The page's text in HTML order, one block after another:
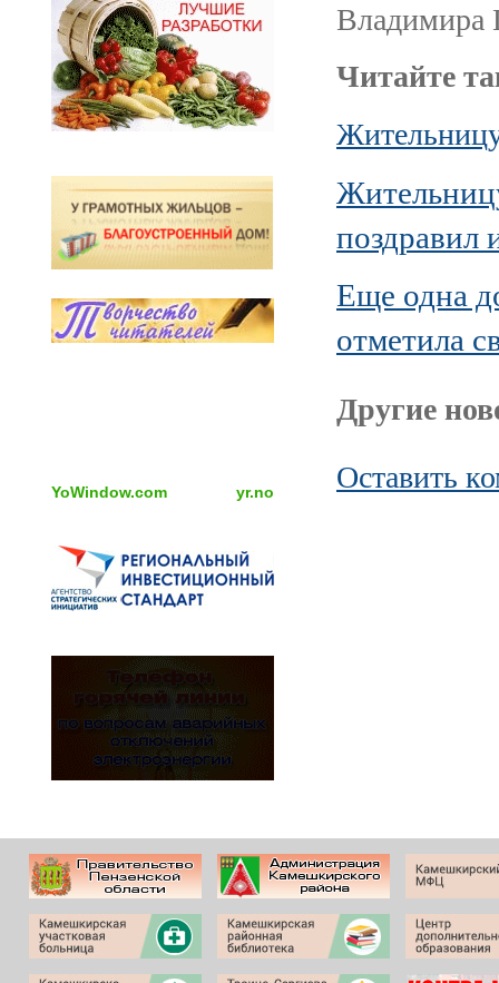
YoWindow.com yr.no
Владимира
Читайте
поздравил
Еще одна
отметила
Другие
Оставить